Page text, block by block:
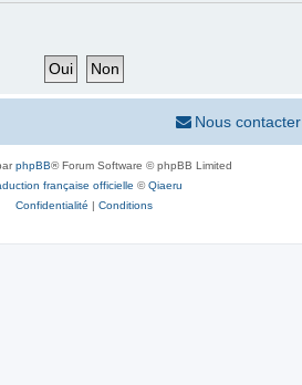
Nous contacter
phpBB® Forum Software © phpBB Limited
française officielle ©Qiaeru
Confidentialité | Conditions